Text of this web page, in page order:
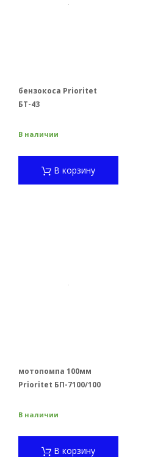
бензокоса Prioritet
БТ-43
В наличии
В корзину
мотопомпа 100мм
Prioritet БП-7100/100
В наличии
В корзину